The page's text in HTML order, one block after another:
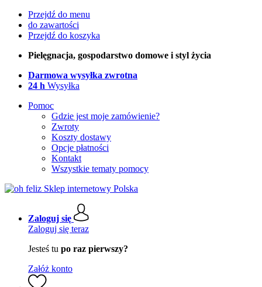
Przejdź do menu
do zawartości
Przejdź do koszyka
Pielęgnacja, gospodarstwo domowe i styl życia
Darmowa wysyłka zwrotna
24 h Wysyłka
Pomoc
Gdzie jest moje zamówienie?
Zwroty
Koszty dostawy
Opcje płatności
Kontakt
Wszystkie tematy pomocy
Zaloguj się
Zaloguj się teraz
Jesteś tu po raz pierwszy?
Załóż konto